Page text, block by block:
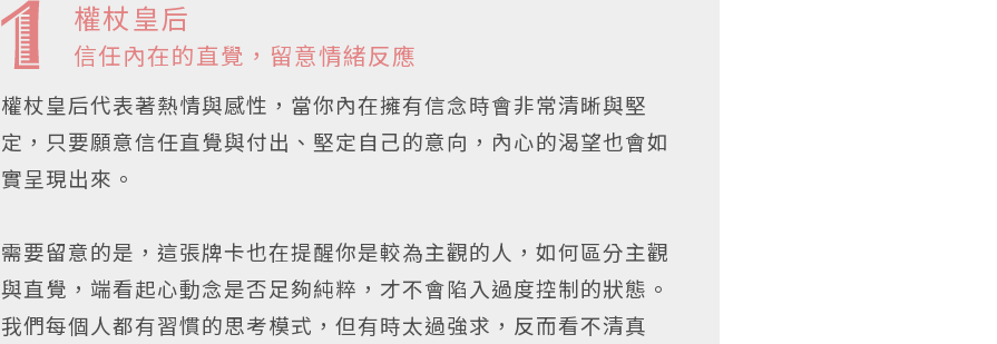
權杖皇后
信任內在的直覺，留意情緒反應
權杖皇后代表著熱情與感性，當你內在擁有信念時會非常清晰與堅
定，只要願意信任直覺與付出、堅定自己的意向，內心的渴望也會如
實呈現出來。
需要留意的是，這張牌卡也在提醒你是較為主觀的人，如何區分主觀
與直覺，端看起心動念是否足夠純粹，才不會陷入過度控制的狀態。
我們每個人都有習慣的思考模式，但有時太過強求，反而看不清真